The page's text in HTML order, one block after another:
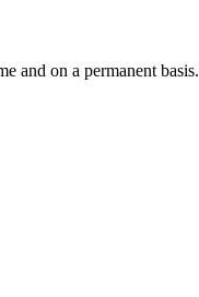
and on a permanent basis.